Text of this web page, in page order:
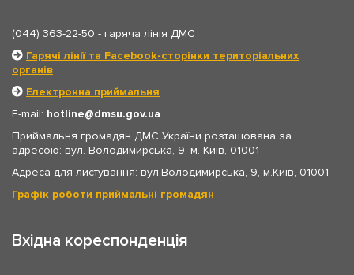
(044) 363-22-50 - гаряча лінія ДМС
Гарячі лінії та Facebook-сторінки територіальних
органів
Електронна приймальня
E-mail: hotline
dmsu.gov.ua
Приймальня громадян ДМС України розташована за
адресою: вул. Володимирська, 9, м. Київ, 01001
Адреса для листування: вул.Володимирська, 9, м.Київ, 01001
Графік роботи приймальні громадян
Вхідна кореспонденція